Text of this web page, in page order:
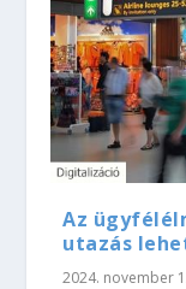
Az
utazás
2024. november